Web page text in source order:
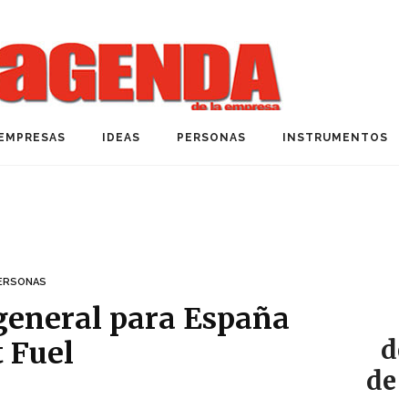
EMPRESAS IDEAS PERSONAS INSTRUMENTOS
para España
Fuel